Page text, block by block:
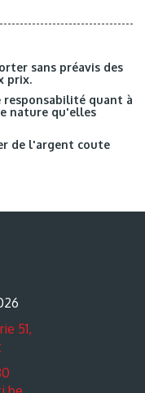
sans préavis des
prix.
responsabilité quant à
nature qu'elles
de l'argent coute
51,